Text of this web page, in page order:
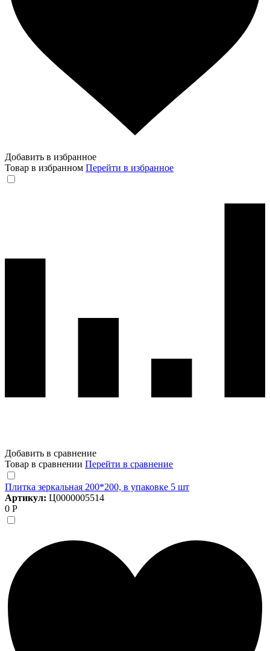
Добавить в избранное
Товар в избранном Перейти в избранное
Добавить в сравнение
Товар в сравнении Перейти в сравнение
Плитка зеркальная 200*200, в упаковке 5 шт
Артикул: Ц0000005514
0 Р